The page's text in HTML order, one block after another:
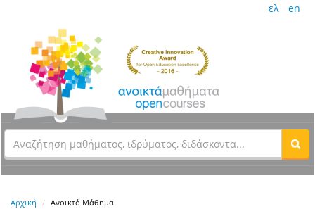
ελ en
Αρχική Ανοικτό Μάθημα